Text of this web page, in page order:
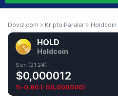
Doviz.com » Kripto Paralar » Holdcoin
HOLD
Holdcoin
Son (21:24)
$0,000012
%-0,80 (-$0,000000)